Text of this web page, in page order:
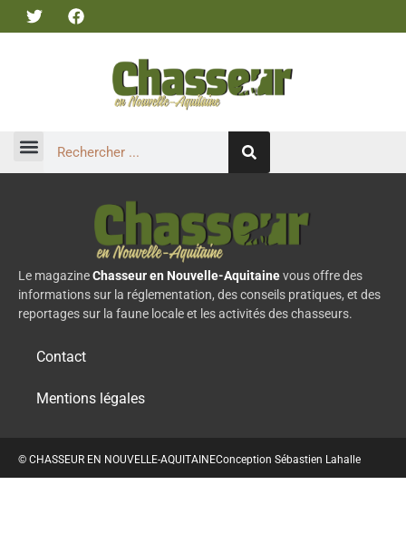
Le magazineChasseur en Nouvelle-Aquitainevous offre des
informations sur la réglementation, des conseils pratiques, et des
reportages sur la faune locale et les activités des chasseurs.
Contact
Mentions légales
© CHASSEUR EN NOUVELLE-AQUITAINEConception Sébastien Lahalle